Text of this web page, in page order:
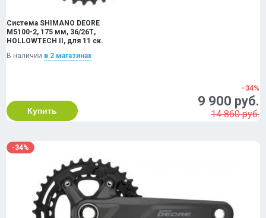
Система SHIMANO DEORE
M5100-2, 175 мм, 36/26Т,
HOLLOWTECH II, для 11 ск.
В наличии в 2 магазинах
Купить
-34%
9 900 руб.
14 860 руб.
-34%